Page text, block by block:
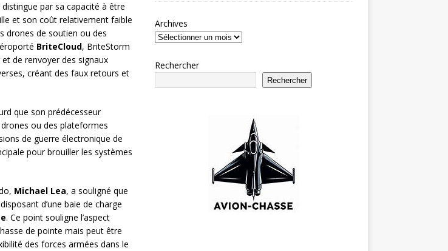
distingue par sa capacité à être
et son coût relativement faible
drones de soutien ou des
BriteCloud, BriteStorm
de renvoyer des signaux
créant des faux retours et
que son prédécesseur
ou des plateformes
de guerre électronique de
pour brouiller les systèmes
Michael Lea, a souligné que
d’une baie de charge
. Ce point souligne l’aspect
de pointe mais peut être
des forces armées dans le
Archives
Rechercher
Rechercher